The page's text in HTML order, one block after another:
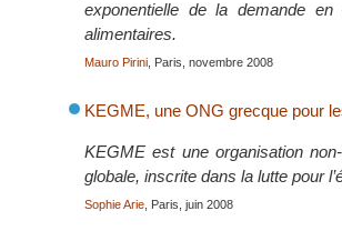
exponentielle de la demande
alimentaires.
Mauro Pirini , Paris, novembre 2008
KEGME, une ONG grecque pour
KEGME est une organisation
globale, inscrite dans la lutte pour
Sophie Arie , Paris, juin 2008